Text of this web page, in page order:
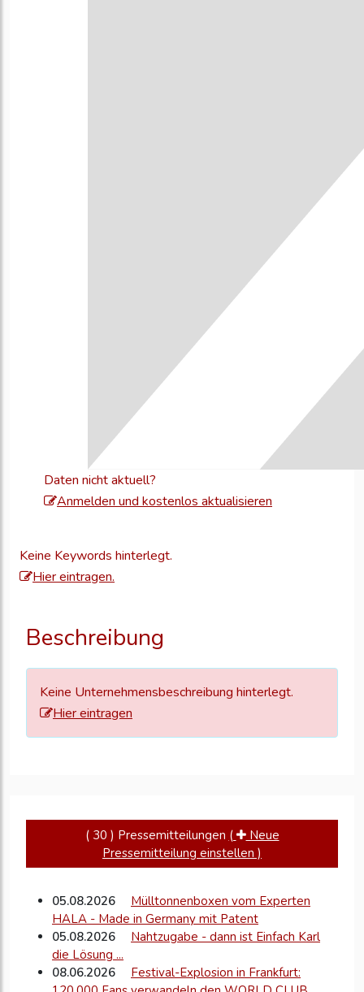
Daten nicht aktuell?
Anmelden und kostenlos aktualisieren
aktualisieren
Keine Keywords hinterlegt.
Hier eintragen.
Beschreibung
Keine Unternehmensbeschreibung hinterlegt.
Hier eintragen
( 30 ) Pressemitteilungen (
Neue
Pressemitteilung einstellen )
05.08.2026
Mülltonnenboxen vom Experten
HALA - Made in Germany mit Patent
05.08.2026
Nahtzugabe - dann ist Einfach Karl
die Lösung ...
08.06.2026
Festival-Explosion in Frankfurt: